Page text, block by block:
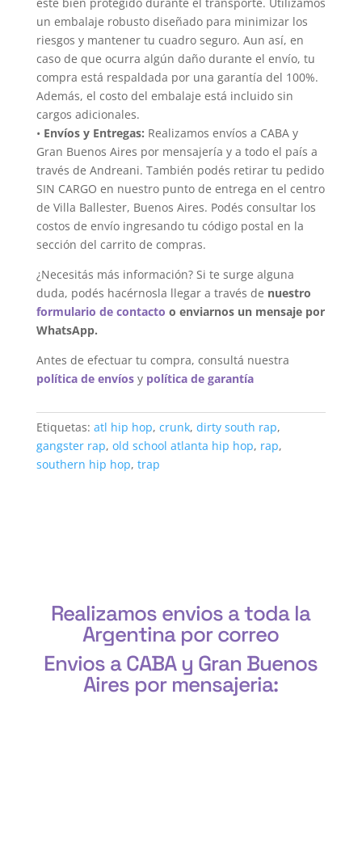
esté bien protegido durante el transporte. Utilizamos
un embalaje robusto diseñado para minimizar los
riesgos y mantener tu cuadro seguro. Aun así, en
caso de que ocurra algún daño durante el envío, tu
compra está respaldada por una garantía del 100%.
Además, el costo del embalaje está incluido sin
cargos adicionales.
• Envíos y Entregas: Realizamos envíos a CABA y
Gran Buenos Aires por mensajería y a todo el país a
través de Andreani. También podés retirar tu pedido
SIN CARGO en nuestro punto de entrega en el centro
de Villa Ballester, Buenos Aires. Podés consultar los
costos de envío ingresando tu código postal en la
sección del carrito de compras.
¿Necesitás más información? Si te surge alguna
duda, podés hacérnosla llegar a través de nuestro
formulario de contacto o enviarnos un mensaje por
WhatsApp.
Antes de efectuar tu compra, consultá nuestra
política de envíosy política de garantía
Etiquetas: atl hip hop, crunk, dirty south rap,
gangster rap, old school atlanta hip hop, rap,
southern hip hop, trap
Realizamos envios a toda la
Argentina por correo
Envios a CABA y Gran Buenos
Aires por mensajeria: